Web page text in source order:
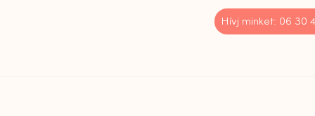
Hívj minket: 06 30